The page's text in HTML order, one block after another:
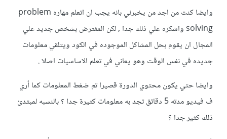
وايضا كنت من اجد من يخبرني بانه يجب ان اتعلم مهاره problem
solving واشكره علي ذلك جدا , لكن المفترض بشخص جديد علي
المجال ان يقوم بحل المشاكل الموجوده في الكود ويتلقي معلومات
جديده في نفس الوقت وهو يعاني في تعلم الاساسيات اصلا .
وايضا حتي يكون محتوي الدورة قصيرا تم ضغط المعلومات كما أري
ف فيديو مدته 5 دقائق تجد به معلومات كثيرة جدا ؟ بالنسبه لمبتدئ
ذلك كثير جدا ؟